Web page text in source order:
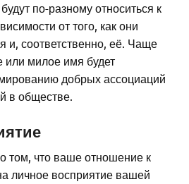
по-разному относиться к
от того, как они
и, соответственно, её. Чаще
или милое имя будет
добрых ассоциаций
в обществе.
том, что ваше отношение к
личное восприятие вашей